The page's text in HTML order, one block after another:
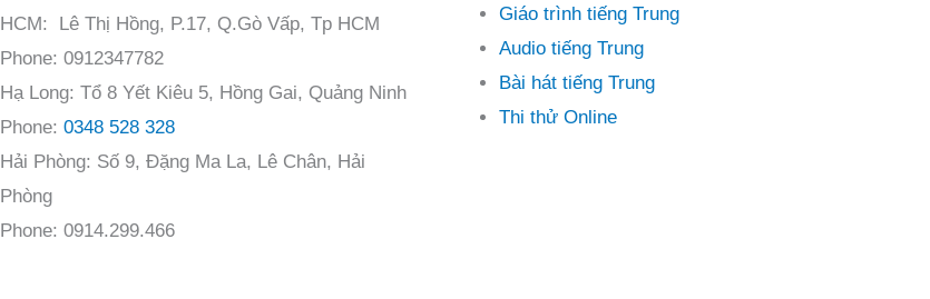
HCM: Lê Thị Hồng, P.17, Q.Gò Vấp, Tp HCM
Phone: 0912347782
Hạ Long: Tổ 8 Yết Kiêu 5, Hồng Gai, Quảng Ninh
Phone: 0348 528 328
Hải Phòng: Số 9, Đặng Ma La, Lê Chân, Hải
Phòng
Phone: 0914.299.466
Giáo trình tiếng Trung
Audio tiếng Trung
Bài hát tiếng Trung
Thi thử Online